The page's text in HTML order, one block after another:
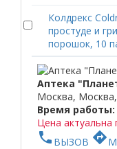
Колдрекс
простуде и
порошок, 10
Аптека
Москва,
Время работы:
Цена актуальна
phone ВЫЗОВ directions